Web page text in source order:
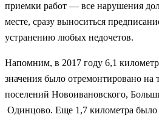
приемки работ — все нарушения
месте, сразу выноситься
устранению любых недочетов.
Напомним, в 2017 году 6,1
значения было отремонтировано на
поселений Новоивановского,
Одинцово. Еще 1,7 километра было